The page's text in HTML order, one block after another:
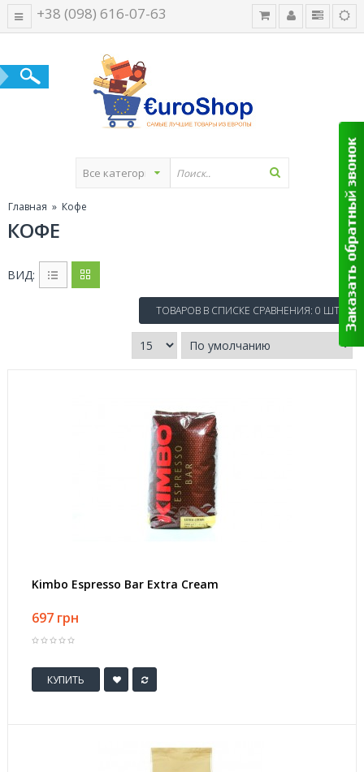
+38 (098) 616-07-63
Главная » Кофе
КОФЕ
ВИД:
ТОВАРОВ В СПИСКЕ СРАВНЕНИЯ: 0 ШТ
Kimbo Espresso Bar Extra Cream
697 грн
КУПИТЬ